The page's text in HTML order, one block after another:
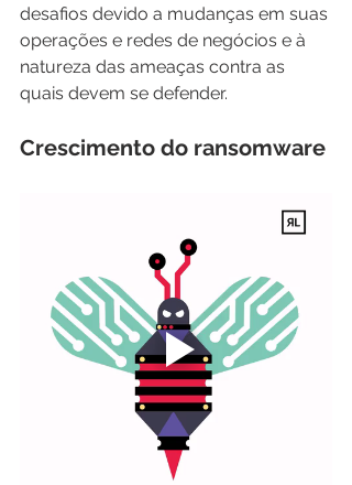
desafios devido a mudanças em suas
operações e redes de negócios e à
natureza das ameaças contra as
quais devem se defender.
Crescimento do ransomware